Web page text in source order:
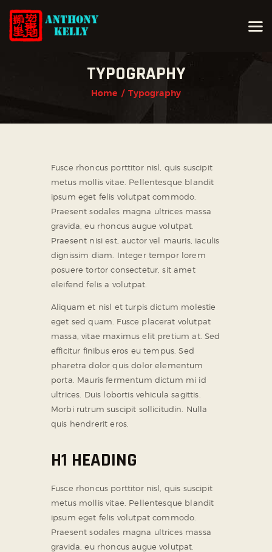
TYPOGRAPHY
Home Typography
ABOUT ANTHONY KELLY
COURSES
NEWS
CONTACT
LOGIN
Fusce rhoncus porttitor nisl, quis suscipit
metus mollis vitae. Pellentesque blandit
ipsum eget felis volutpat commodo.
Praesent sodales magna ultrices massa
gravida, eu rhoncus augue volutpat.
Praesent nisi est, auctor vel mauris, iaculis
dignissim diam. Integer tempor lorem
posuere tortor consectetur, sit amet
eleifend felis a volutpat.
Aliquam et nisl et turpis dictum molestie
eget sed quam. Fusce placerat volutpat
massa, vitae maximus elit pretium at. Sed
efficitur finibus eros eu tempus. Sed
pharetra dolor quis dolor elementum
porta. Mauris fermentum dictum mi id
ultrices. Duis lobortis vehicula sagittis.
Morbi rutrum suscipit sollicitudin. Nulla
quis hendrerit eros.
H1 HEADING
Fusce rhoncus porttitor nisl, quis suscipit
metus mollis vitae. Pellentesque blandit
ipsum eget felis volutpat commodo.
Praesent sodales magna ultrices massa
gravida, eu rhoncus augue volutpat.